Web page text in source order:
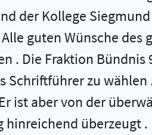
der Kollege
guten Wünsche des
. Die Fraktion Bündnis
zu wählen
ist aber von der
überzeugt